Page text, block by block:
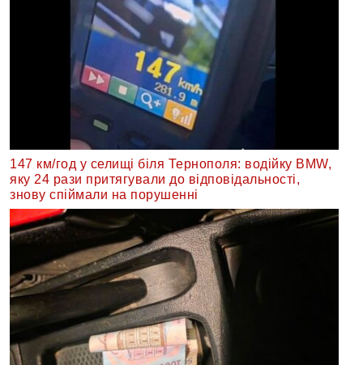
147 км/год у селищі біля Тернополя: водійку BMW,
яку 24 рази притягували до відповідальності,
знову спіймали на порушенні